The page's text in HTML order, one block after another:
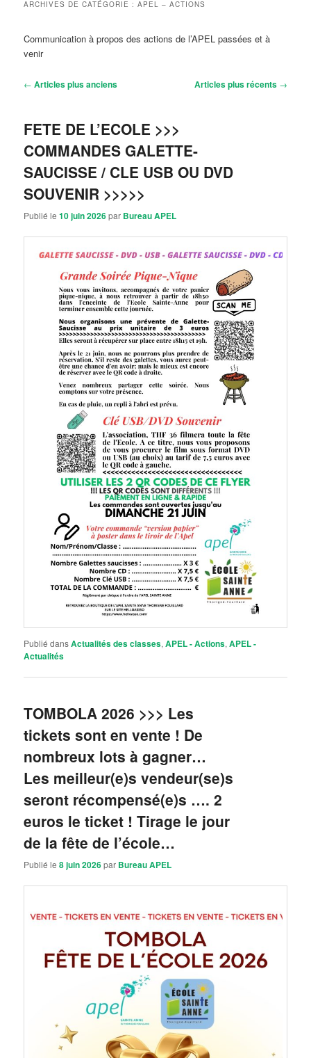
ARCHIVES DE CATÉGORIE :APEL – ACTIONS
Communication à propos des actions de l’APEL passées et à
venir
Navigation
← Articles plus anciens Articles plus récents →
FETE DE L’ECOLE >>>
COMMANDES GALETTE-
SAUCISSE / CLE USB OU DVD
SOUVENIR >>>>>
Publié le10 juin 2026par Bureau APEL
Publié dansActualités des classes,APEL - Actions,APEL -
Actualités
TOMBOLA 2026 >>> Les
tickets sont en vente ! De
nombreux lots à gagner…
Les meilleur(e)s vendeur(se)s
seront récompensé(e)s …. 2
euros le ticket ! Tirage le jour
de la fête de l’école…
Publié le8 juin 2026par Bureau APEL